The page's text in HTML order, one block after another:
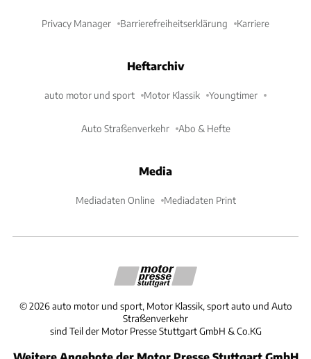
Privacy Manager Barrierefreiheitserklärung Karriere
Heftarchiv
auto motor und sport Motor Klassik Youngtimer
Auto Straßenverkehr Abo & Hefte
Media
Mediadaten Online Mediadaten Print
©2026 auto motor und sport, Motor Klassik, sport auto und Auto
Straßenverkehr
sind Teil der Motor Presse Stuttgart GmbH & Co.KG
Weitere Angebote der Motor Presse Stuttgart GmbH